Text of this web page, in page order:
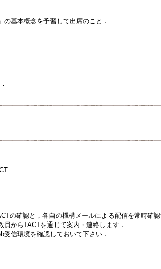
基本概念を予習して出席のこと．
の確認と，各自の機構メールによる配信を常時確認
からTACTを通じて案内・連絡します．
受信環境を確認しておいて下さい．